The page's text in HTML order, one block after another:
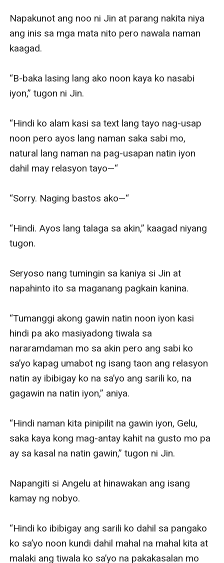
Napakunot ang noo ni Jin at parang nakita niya
ang inis sa mga mata nito pero nawala naman
kaagad.
“B-baka lasing lang ako noon kaya ko nasabi
iyon,” tugon ni Jin.
“Hindi ko alam kasi sa text lang tayo nag-usap
noon pero ayos lang naman saka sabi mo,
natural lang naman na pag-usapan natin iyon
dahil may relasyon tayo—“
“Sorry. Naging bastos ako—“
“Hindi. Ayos lang talaga sa akin,” kaagad niyang
tugon.
Seryoso nang tumingin sa kaniya si Jin at
napahinto ito sa maganang pagkain kanina.
“Tumanggi akong gawin natin noon iyon kasi
hindi pa ako masiyadong tiwala sa
nararamdaman mo sa akin pero ang sabi ko
sa’yo kapag umabot ng isang taon ang relasyon
natin ay ibibigay ko na sa’yo ang sarili ko, na
gagawin na natin iyon,” aniya.
“Hindi naman kita pinipilit na gawin iyon, Gelu,
saka kaya kong mag-antay kahit na gusto mo pa
ay sa kasal na natin gawin,” tugon ni Jin.
Napangiti si Angelu at hinawakan ang isang
kamay ng nobyo.
“Hindi ko ibibigay ang sarili ko dahil sa pangako
ko sa’yo noon kundi dahil mahal na mahal kita at
malaki ang tiwala ko sa’yo na pakakasalan mo